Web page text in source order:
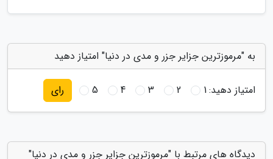
به "مرموزترین جزایر جزر و مدی در دنیا" امتیاز دهید
امتیاز دهید:1
2
3
4
5 رای
دیدگاه های مرتبط با "مرموزترین جزایر جزر و مدی در دنیا"